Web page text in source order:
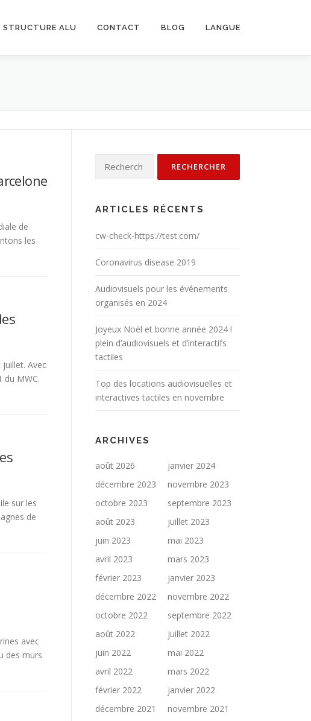
STRUCTURE ALU CONTACT BLOG LANGUE
de
les
Avec
du MWC.
sur les
de
avec
des murs
ARTICLES RÉCENTS
cw-check-https://test.com/
Coronavirus disease 2019
Audiovisuels pour les événements
organisés en 2024
Joyeux Noël et bonne année 2024 !
plein d’audiovisuels et d’interactifs
tactiles
Top des locations audiovisuelles et
interactives tactiles en novembre
ARCHIVES
août 2026
janvier 2024
décembre 2023
novembre 2023
octobre 2023
septembre 2023
août 2023
juillet 2023
juin 2023
mai 2023
avril 2023
mars 2023
février 2023
janvier 2023
décembre 2022
novembre 2022
octobre 2022
septembre 2022
août 2022
juillet 2022
juin 2022
mai 2022
avril 2022
mars 2022
février 2022
janvier 2022
décembre 2021
novembre 2021